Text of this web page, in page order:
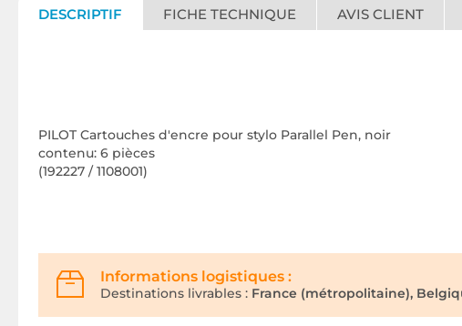
DESCRIPTIF FICHE TECHNIQUE AVIS CLIENT
PILOT Cartouches d'encre pour stylo Parallel Pen, noir
contenu: 6 pièces
(192227 / 1108001)
Informations logistiques :
Destinations livrables : France (métropolitaine),